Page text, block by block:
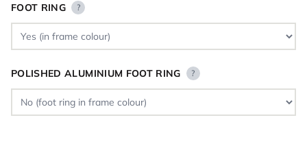
FOOT RING ?
POLISHED ALUMINIUM FOOT RING ?